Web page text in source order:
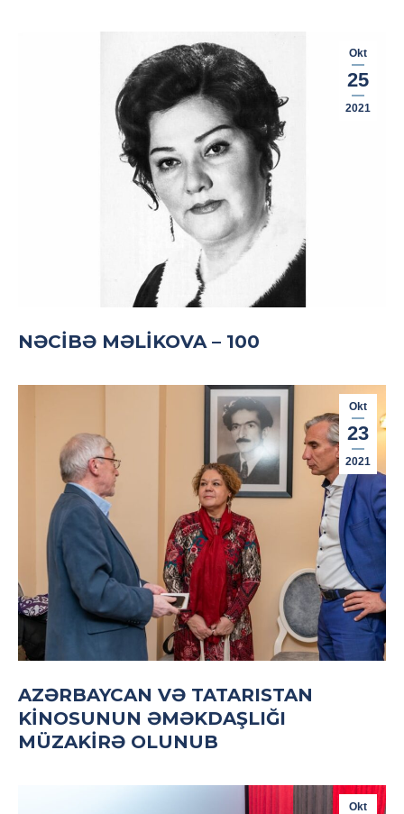
Okt
25
2021
NƏCIBƏ MƏLIKOVA – 100
Okt
23
2021
AZƏRBAYCAN VƏ TATARISTAN
KINOSUNUN ƏMƏKDAŞLIĞI
MÜZAKIRƏ OLUNUB
Okt